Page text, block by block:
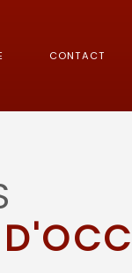
CONTACT